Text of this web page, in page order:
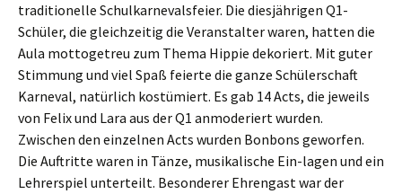
traditionelle Schulkarnevalsfeier. Die diesjährigen Q1-
Schüler, die gleichzeitig die Veranstalter waren, hatten die
Aula mottogetreu zum Thema Hippie dekoriert. Mit guter
Stimmung und viel Spaß feierte die ganze Schülerschaft
Karneval, natürlich kostümiert. Es gab 14 Acts, die jeweils
von Felix und Lara aus der Q1 anmoderiert wurden.
Zwischen den einzelnen Acts wurden Bonbons geworfen.
Die Auftritte waren in Tänze, musikalische Ein-lagen und ein
Lehrerspiel unterteilt. Besonderer Ehrengast war der